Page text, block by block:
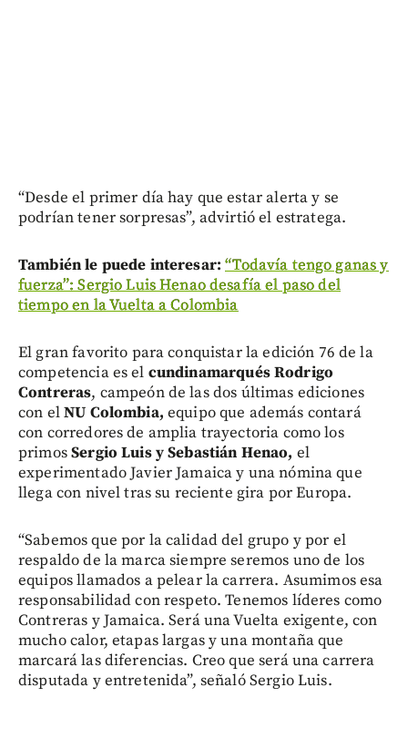
“Desde el primer día hay que estar alerta y se
podrían tener sorpresas”, advirtió el estratega.
También le puede interesar: “Todavía tengo ganas y
fuerza”: Sergio Luis Henao desafía el paso del
tiempo en la Vuelta a Colombia
El gran favorito para conquistar la edición 76 de la
competencia es el cundinamarqués Rodrigo
Contreras, campeón de las dos últimas ediciones
con elNU Colombia, equipo que además contará
con corredores de amplia trayectoria como los
primosSergio Luis y Sebastián Henao, el
experimentado Javier Jamaica y una nómina que
llega con nivel tras su reciente gira por Europa.
“Sabemos que por la calidad del grupo y por el
respaldo de la marca siempre seremos uno de los
equipos llamados a pelear la carrera. Asumimos esa
responsabilidad con respeto. Tenemos líderes como
Contreras y Jamaica. Será una Vuelta exigente, con
mucho calor, etapas largas y una montaña que
marcará las diferencias. Creo que será una carrera
disputada y entretenida”, señaló Sergio Luis.